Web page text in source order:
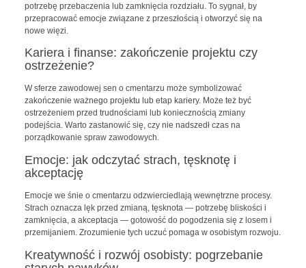
potrzebę przebaczenia lub zamknięcia rozdziału. To sygnał, by
przepracować emocje związane z przeszłością i otworzyć się na
nowe więzi.
Kariera i finanse: zakończenie projektu czy
ostrzeżenie?
W sferze zawodowej sen o cmentarzu może symbolizować
zakończenie ważnego projektu lub etap kariery. Może też być
ostrzeżeniem przed trudnościami lub koniecznością zmiany
podejścia. Warto zastanowić się, czy nie nadszedł czas na
porządkowanie spraw zawodowych.
Emocje: jak odczytać strach, tęsknotę i
akceptację
Emocje we śnie o cmentarzu odzwierciedlają wewnętrzne procesy.
Strach oznacza lęk przed zmianą, tęsknota — potrzebę bliskości i
zamknięcia, a akceptacja — gotowość do pogodzenia się z losem i
przemijaniem. Zrozumienie tych uczuć pomaga w osobistym rozwoju.
Kreatywność i rozwój osobisty: pogrzebanie